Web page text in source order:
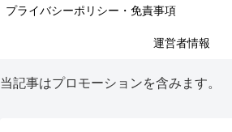
プライバシーポリシー・免責事項
運営者情報
当記事はプロモーションを含みます。